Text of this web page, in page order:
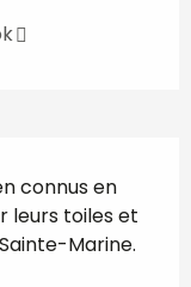
connus en
leurs toiles et
Marine.